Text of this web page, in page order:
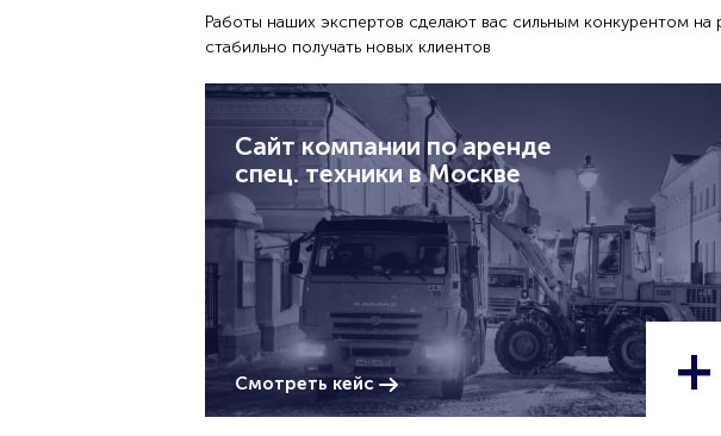
Работы наших экспертов сделают вас сильным конкурентом на
стабильно получать новых клиентов
Сайт компании по аренде
спец. техники в Москве
Смотреть кейс +